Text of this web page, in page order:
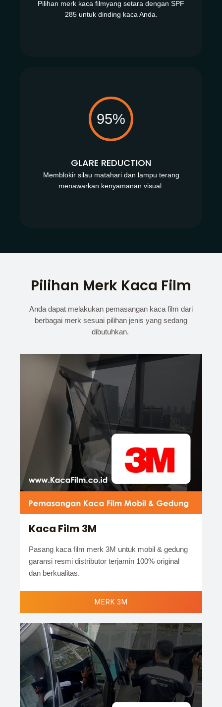
Pilihan merk kaca filmyang setara dengan SPF
285 untuk dinding kaca Anda.
95%
GLARE REDUCTION
Memblokir silau matahari dan lampu terang
menawarkan kenyamanan visual.
Pilihan Merk Kaca Film
Anda dapat melakukan pemasangan kaca film dari
berbagai merk sesuai pilihan jenis yang sedang
dibutuhkan.
Kaca Film 3M
Pasang kaca film merk 3M untuk mobil & gedung
garansi resmi distributor terjamin 100% original
dan berkualitas.
MERK 3M